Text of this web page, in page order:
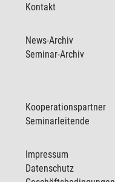
Kontakt
News-Archiv
Seminar-Archiv
Kooperationspartner
Seminarleitende
Impressum
Datenschutz